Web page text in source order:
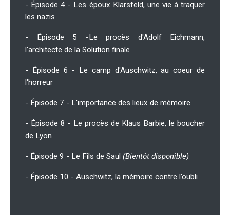
- Épisode 4 - Les époux Klarsfeld, une vie à traquer
les nazis
- Épisode 5 -Le procès d'Adolf Eichmann,
l'architecte de la Solution finale
- Épisode 6 - Le camp d'Auschwitz, au coeur de
l'horreur
- Épisode 7 - L'importance des lieux de mémoire
- Épisode 8 - Le procès de Klaus Barbie, le boucher
de Lyon
- Épisode 9 - Le Fils de Saul (Bientôt disponible)
- Épisode 10 - Auschwitz, la mémoire contre l’oubli